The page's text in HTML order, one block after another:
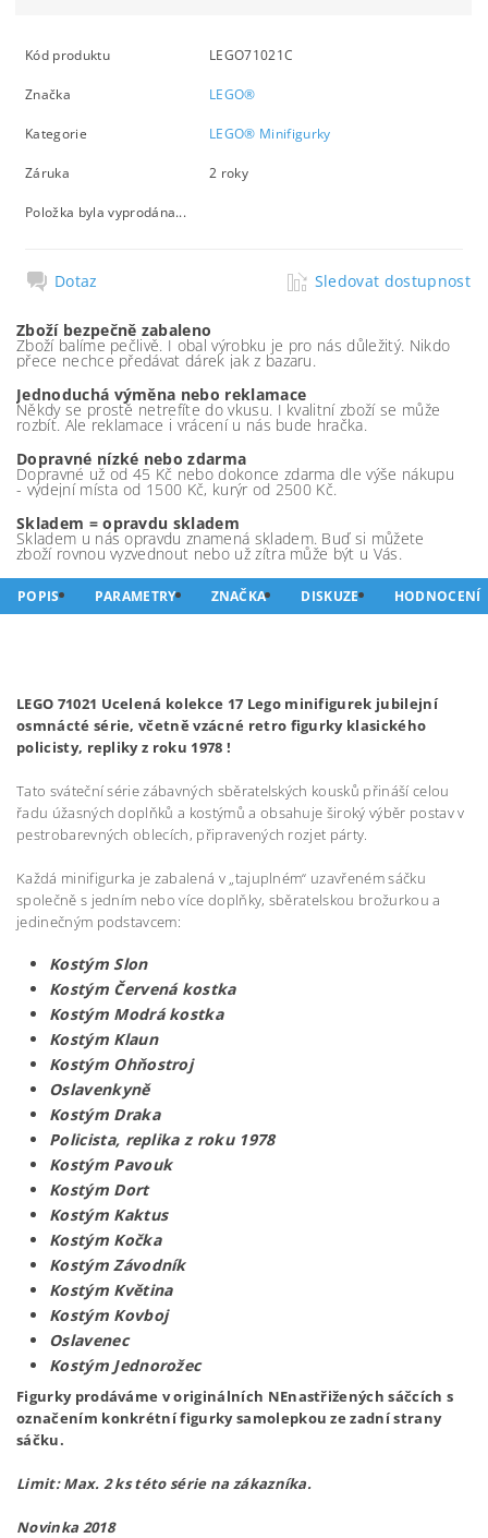
Kód produktu LEGO71021C
Značka LEGO®
Kategorie LEGO® Minifigurky
Záruka 2 roky
Položka byla vyprodána...
Dotaz Sledovat dostupnost
Zboží bezpečně zabaleno
Zboží balíme pečlivě. I obal výrobku je pro nás důležitý. Nikdo
přece nechce předávat dárek jak z bazaru.
Jednoduchá výměna nebo reklamace
Někdy se prostě netrefíte do vkusu. I kvalitní zboží se může
rozbít. Ale reklamace i vrácení u nás bude hračka.
Dopravné nízké nebo zdarma
Dopravné už od 45 Kč nebo dokonce zdarma dle výše nákupu
- výdejní místa od 1500 Kč, kurýr od 2500 Kč.
Skladem = opravdu skladem
Skladem u nás opravdu znamená skladem. Buď si můžete
zboží rovnou vyzvednout nebo už zítra může být u Vás.
POPIS PARAMETRY ZNAČKA DISKUZE HODNOCENÍ
LEGO 71021 Ucelená kolekce 17 Lego minifigurek jubilejní
osmnácté série, včetně vzácné retro figurky klasického
policisty, repliky z roku 1978 !
Tato sváteční série zábavných sběratelských kousků přináší celou
řadu úžasných doplňků a kostýmů a obsahuje široký výběr postav v
pestrobarevných oblecích, připravených rozjet párty.
Každá minifigurka je zabalená v „tajuplném“ uzavřeném sáčku
společně s jedním nebo více doplňky, sběratelskou brožurkou a
jedinečným podstavcem:
Kostým Slon
Kostým Červená kostka
Kostým Modrá kostka
Kostým Klaun
Kostým Ohňostroj
Oslavenkyně
Kostým Draka
Policista, replika z roku 1978
Kostým Pavouk
Kostým Dort
Kostým Kaktus
Kostým Kočka
Kostým Závodník
Kostým Květina
Kostým Kovboj
Oslavenec
Kostým Jednorožec
Figurky prodáváme v originálních NEnastřižených sáčcích s
označením konkrétní figurky samolepkou ze zadní strany
sáčku.
Limit: Max. 2 ks této série na zákazníka.
Novinka 2018